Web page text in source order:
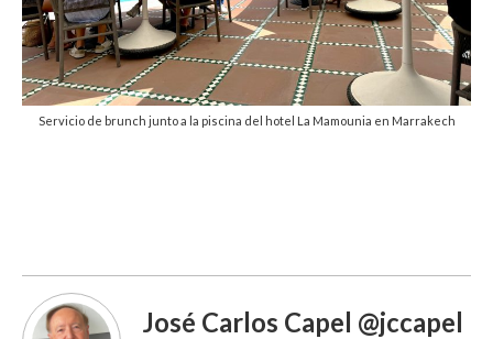
Servicio de brunch junto a la piscina del hotel La Mamounia en Marrakech
José Carlos Capel @jccapel